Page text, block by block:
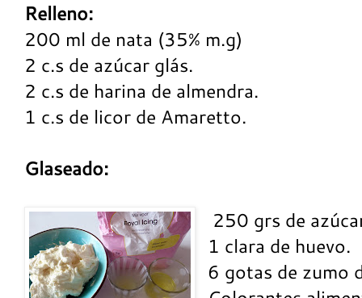
Relleno:
200 ml de nata (35% m.g)
2 c.s de azúcar glás.
2 c.s de harina de almendra.
1 c.s de licor de Amaretto.
Glaseado:
250 grs de
1 clara de huevo.
6 gotas de zumo